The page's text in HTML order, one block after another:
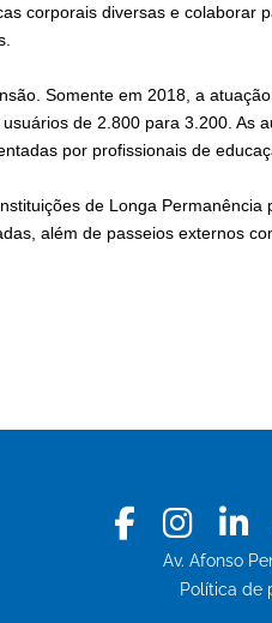
corporais diversas e colaborar
Somente em 2018, a
de 2.800 para 3.200. As
por profissionais de
de Longa Permanência
além de passeios externos
Av. Afonso
Política de